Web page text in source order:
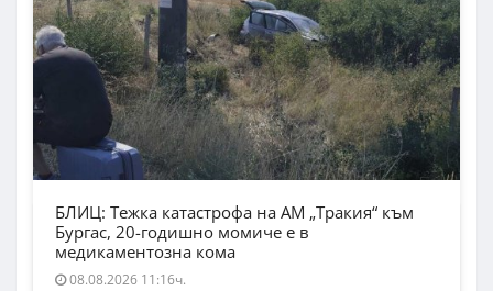
БЛИЦ: Тежка катастрофа на АМ „Тракия“ към
Бургас, 20-годишно момиче е в
медикаментозна кома
08.08.2026 11:16ч.